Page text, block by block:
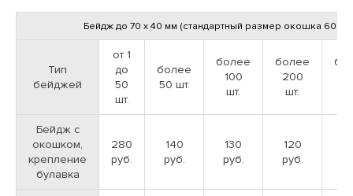
ДОСТАВЛЯЕМ ЗАКАЗЫ ПО МОСКВЕ И
ВСЕЙ РОССИИ
Доставляем полиграфическую продукцию в любых объемах
Наличный расчет (для частных лиц)
ЗАЯВКА НА ДИЗАЙН
Бейдж до 70 х 40 мм (стандартный размер окошка 60 х
Тип
бейджей
от 1
до
50
шт.
более
50 шт.
более
100
шт.
более
200
шт.
Бейдж с
окошком,
крепление
булавка
280
руб.
140
руб.
130
руб.
120
руб.